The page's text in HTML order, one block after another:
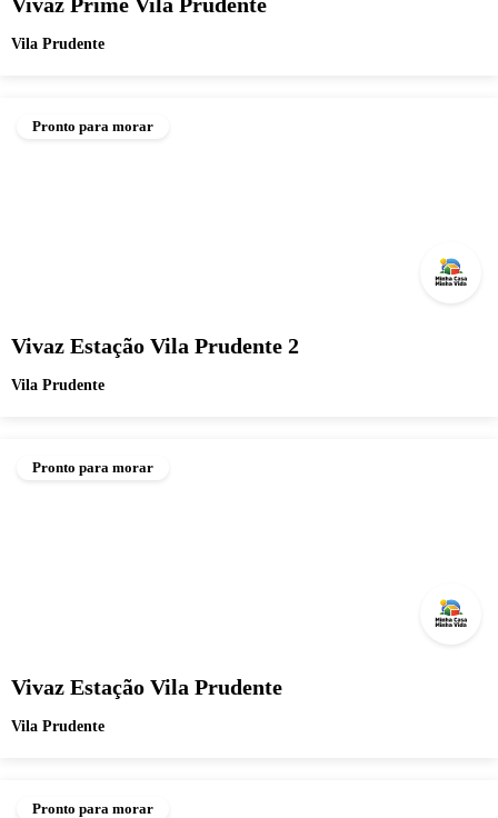
Vila Prudente
Pronto para morar
Vivaz Estação Vila Prudente 2
Vila Prudente
Pronto para morar
Vivaz Estação Vila Prudente
Vila Prudente
Pronto para morar